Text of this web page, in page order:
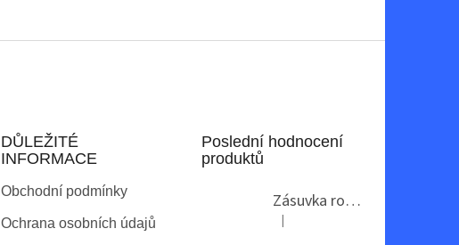
DŮLEŽITÉ
INFORMACE
Obchodní podmínky
Ochrana osobních údajů
Poslední hodnocení
produktů
Zásuvka rohová GTV AE-PBKT3U2U-80
Hodnocení produktu je 2 z 5
|